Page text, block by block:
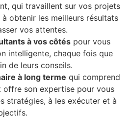
qui travaillent sur vos projets
obtenir les meilleurs résultats
vos attentes.
à vos côtés pour vous
intelligente, chaque fois que
de leurs conseils.
à long terme qui comprend
offre son expertise pour vous
stratégies, à les exécuter et à